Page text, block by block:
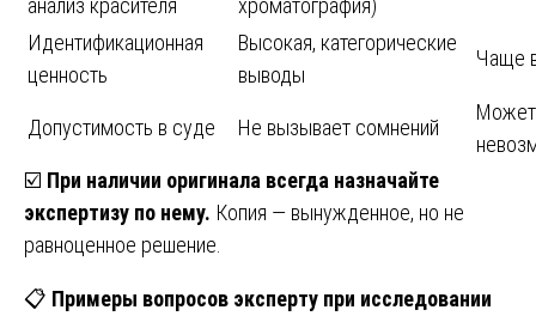
Идентификационная
ценность
Высокая, категорические
выводы
Чаще
Допустимость в суде Не вызывает сомнений
Может
☑️ При наличии оригинала всегда назначайте
экспертизу по нему. Копия — вынужденное, но не
равноценное решение.
📋 Примеры вопросов эксперту при исследовании